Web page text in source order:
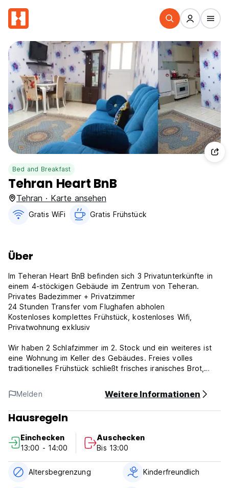
Bed and Breakfast
Tehran Heart BnB
Tehran · Karte ansehen
Gratis WiFi Gratis Frühstück
Über
Im Teheran Heart BnB befinden sich 3 Privatunterkünfte in
einem 4-stöckigen Gebäude im Zentrum von Teheran.
Privates Badezimmer + Privatzimmer
24 Stunden Transfer vom Flughafen abholen
Kostenloses komplettes Frühstück, kostenloses Wifi,
Privatwohnung exklusiv
Wir haben 2 Schlafzimmer im 2. Stock und ein weiteres ist
eine Wohnung im Keller des Gebäudes. Freies volles
traditionelles Frühstück schließt frisches iranisches Brot,
kostenlose lokale SIM Karte und vergünstigte 24 Stunden
Abholung von / zum Flughafen. Nutzen Sie unsere
kostenlose Reiseführer über die Reise, buchen Sie Tickets
für Flug, Zug, Bus und Unterkunft in anderen Städten.
Teheran Herz BnB liegt genau im Zentrum von Teheran. Es
liegt im Herzen von Teheran, in der Nähe der U-Bahn und
Busbahnhof, einfacher Zugang nach Westen, Osten, Süden
und Norden von Teheran mit öffentlichen Verkehrsmitteln.
Melden Weitere Informationen
Hausregeln
Einchecken
13:00 - 14:00
Auschecken
Bis 13:00
Altersbegrenzung Kinderfreundlich